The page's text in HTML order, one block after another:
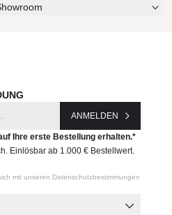
ANMELDEN
Ihre erste Bestellung erhalten.*
Einlösbar ab 1.000 € Bestellwert.
mit unseren Datenschutzbestimmungen